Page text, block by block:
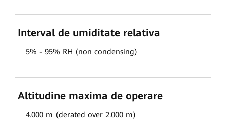
Interval de umiditate relativa
5% - 95% RH (non condensing)
Altitudine maxima de operare
4.000 m (derated over 2.000 m)